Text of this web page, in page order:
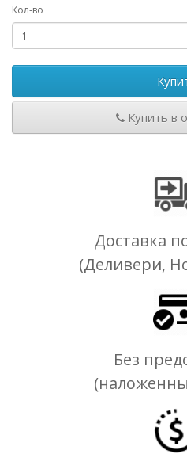
Кол-во
Купить в
Доставка
(Деливери,
Без